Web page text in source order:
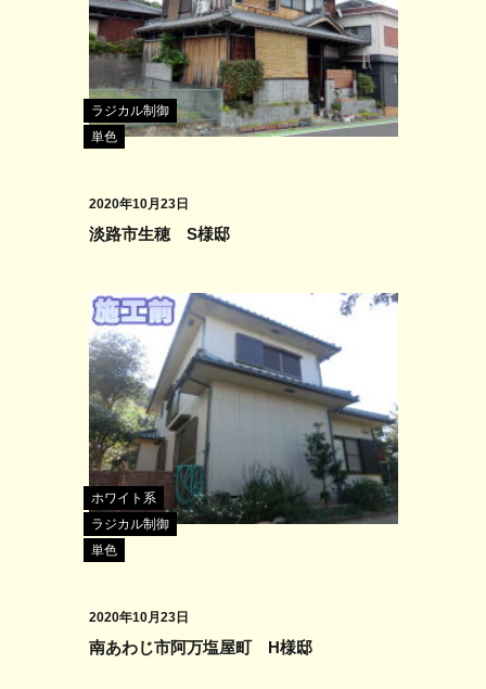
ラジカル制御
単色
2020年10月23日
淡路市生穂 S様邸
ホワイト系
ラジカル制御
単色
2020年10月23日
南あわじ市阿万塩屋町 H様邸